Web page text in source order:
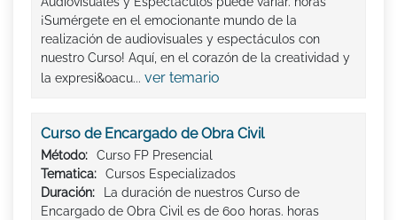
¡Sumérgete en el emocionante mundo de la
realización de audiovisuales y espectáculos con
nuestro Curso! Aquí, en el corazón de la creatividad y
la expresi&oacu... ver temario
Curso de Encargado de Obra Civil
Método:
Curso FP Presencial
Tematica:
Cursos Especializados
Duración:
La duración de nuestros Curso de
Encargado de Obra Civil es de 600 horas. horas